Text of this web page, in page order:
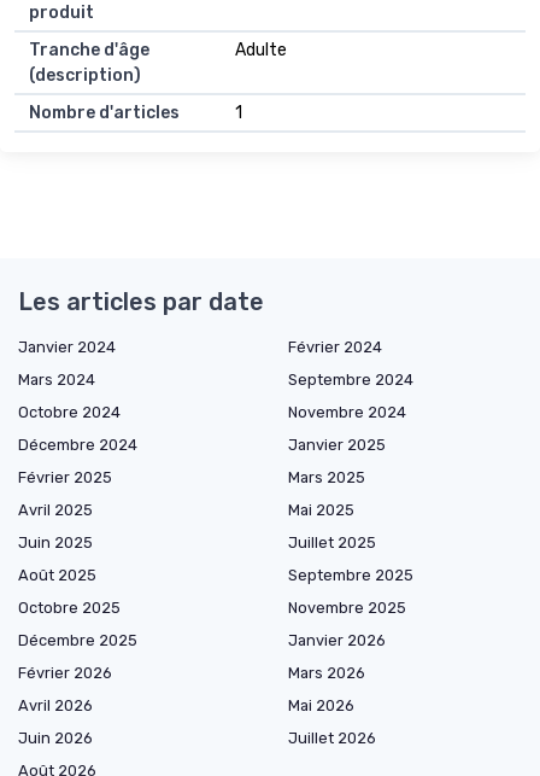
produit
Tranche d'âge
(description)
Adulte
Nombre d'articles 1
Les articles par date
Janvier 2024
Février 2024
Mars 2024
Septembre 2024
Octobre 2024
Novembre 2024
Décembre 2024
Janvier 2025
Février 2025
Mars 2025
Avril 2025
Mai 2025
Juin 2025
Juillet 2025
Août 2025
Septembre 2025
Octobre 2025
Novembre 2025
Décembre 2025
Janvier 2026
Février 2026
Mars 2026
Avril 2026
Mai 2026
Juin 2026
Juillet 2026
Août 2026